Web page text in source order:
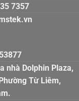
7357
Tòa nhà
Phường Từ